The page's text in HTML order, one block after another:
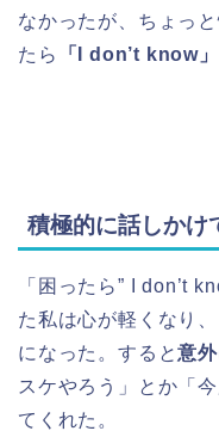
なかったが、ちょっ
たら
「I don’t know
積極的に話しかけ
「困ったら” I don’t
た私は心が軽くなり
になった。すると意
スケやろう」とか「
てくれた。